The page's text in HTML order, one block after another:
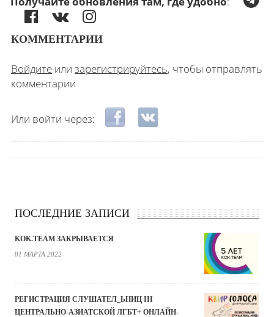
КОММЕНТАРИИ
Войдите или зарегистрируйтесь, чтобы отправлять
комментарии
Или войти через: Login with Facebook
Login with ВКонтакте
ПОСЛЕДНИЕ ЗАПИСИ
KOK.TEAM ЗАКРЫВАЕТСЯ
01 МАРТА 2022
РЕГИСТРАЦИЯ СЛУШАТЕЛ_ЬНИЦ III
ЦЕНТРАЛЬНО-АЗИАТСКОЙ ЛГБТ+ ОНЛАЙН-